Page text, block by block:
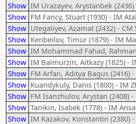
Show IM Urazayev, Arystanbek
Show FM Fancy, Stuart (1930) - IM
Show Utegaliyev, Azamat (2432) -
Show Kenbeilov, Timur (1879) - IM
Show IM Mohammad Fahad,
Show IM Baimurzin, Aitkazy (1825) -
Show FM Arfan, Aditya Bagus (2416)
Show Kuandykuly, Danis (1800) - IM
Show FM Isanzhulov, Arystan (2408)
Show Tanikin, Isabek (1778) - IM
Show IM Kazakov, Konstantin (2380)